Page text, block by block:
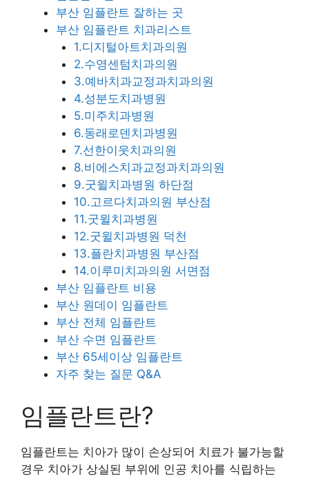
부산 임플란트 잘하는 곳
부산 임플란트 치과리스트
1.디지털아트치과의원
2.수영센텀치과의원
3.예바치과교정과치과의원
4.성분도치과병원
5.미주치과병원
6.동래로덴치과병원
7.선한이웃치과의원
8.비에스치과교정과치과의원
9.굿윌치과병원 하단점
10.고르다치과의원 부산점
11.굿윌치과병원
12.굿윌치과병원 덕천
13.플란치과병원 부산점
14.이루미치과의원 서면점
부산 임플란트 비용
부산 원데이 임플란트
부산 전체 임플란트
부산 수면 임플란트
부산 65세이상 임플란트
자주 찾는 질문 Q&A
임플란트란?
임플란트는 치아가 많이 손상되어 치료가 불가능할
경우 치아가 상실된 부위에 인공 치아를 식립하는